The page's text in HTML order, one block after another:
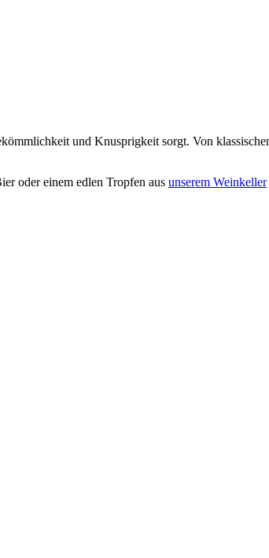
und Knusprigkeit sorgt. Von
oder einem edlen Tropfen aus unserem Weinkeller